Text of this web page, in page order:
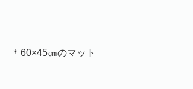
＊60×45㎝のマット